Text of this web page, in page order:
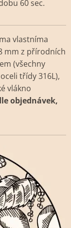
60 sec.
vlastníma
mm z přírodních
(všechny
třídy 316L),
vlákno
objednávek,